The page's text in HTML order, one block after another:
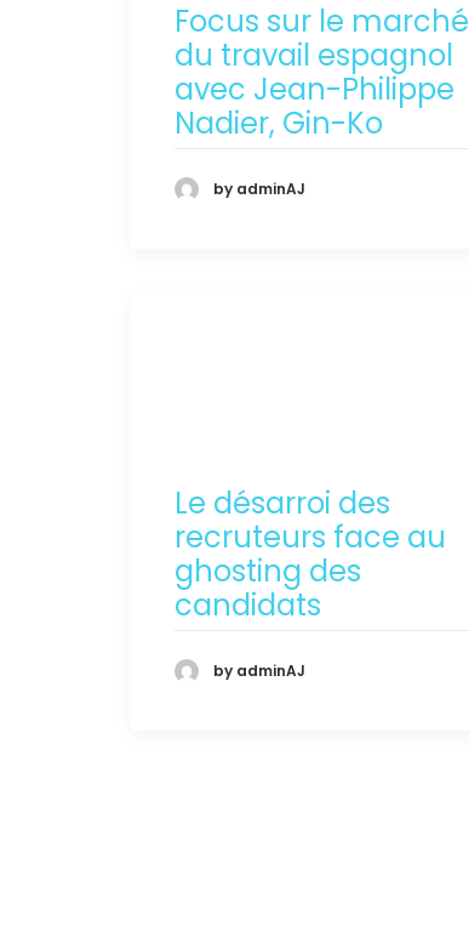
Focus sur le marché
du travail espagnol
avec Jean-Philippe
Nadier, Gin-Ko
by adminAJ
Le désarroi des
recruteurs face au
ghosting des
candidats
by adminAJ